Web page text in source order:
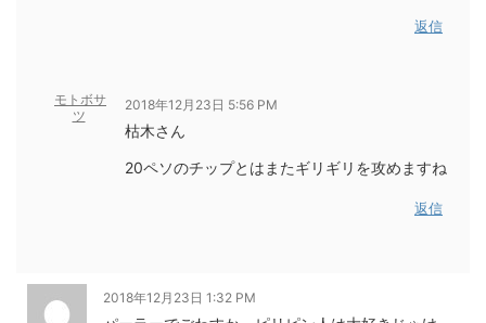
返信
モトボサ
ツ
2018年12月23日 5:56 PM
枯木さん
20ペソのチップとはまたギリギリを攻めますね
返信
2018年12月23日 1:32 PM